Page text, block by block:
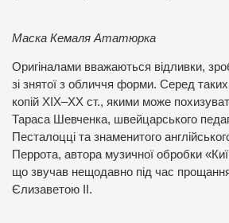
Маска Кемаля Ататюрка
Оригіналами вважаються відливки,
зі знятої з обличчя форми. Серед
копій XIX–ХХ ст., якими може
Тараса Шевченка, швейцарського
Песталоцці та знаменитого
Перрота, автора музичної обробки
що звучав нещодавно під час
Єлизаветою ІІ.